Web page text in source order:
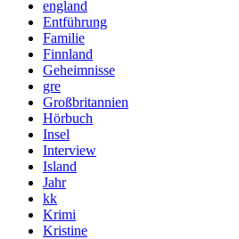
england
Entführung
Familie
Finnland
Geheimnisse
gre
Großbritannien
Hörbuch
Insel
Interview
Island
Jahr
kk
Krimi
Kristine